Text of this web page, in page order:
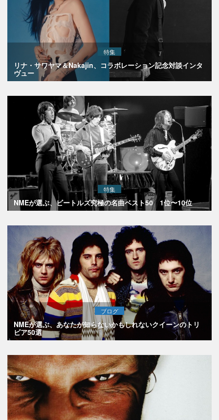
特集
リナ・サワヤマ＆Nakajin、コラボレーション記念対談インタ
ヴュー
特集
NMEが選ぶ、ビートルズ究極の名曲ベスト50 1位〜10位
ブログ
NMEが選ぶ、あなたが知らないかもしれないクイーンのトリ
ビア50選